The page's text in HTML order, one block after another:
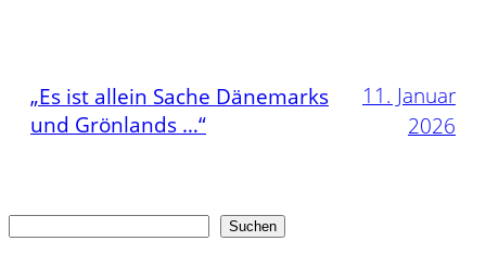
„Es ist allein Sache Dänemarks
und Grönlands …“
11. Januar
2026
Suchen